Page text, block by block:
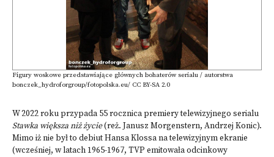
Figury woskowe przedstawiające głównych bohaterów serialu / autorstwa
bonczek_hydroforgroup/fotopolska.eu/ CC BY-SA 2.0
W 2022 roku przypada 55 rocznica premiery telewizyjnego serialu
Stawka większa niż życie(reż. Janusz Morgenstern, Andrzej Konic).
Mimo iż nie był to debiut Hansa Klossa na telewizyjnym ekranie
(wcześniej, w latach 1965-1967, TVP emitowała odcinkowy